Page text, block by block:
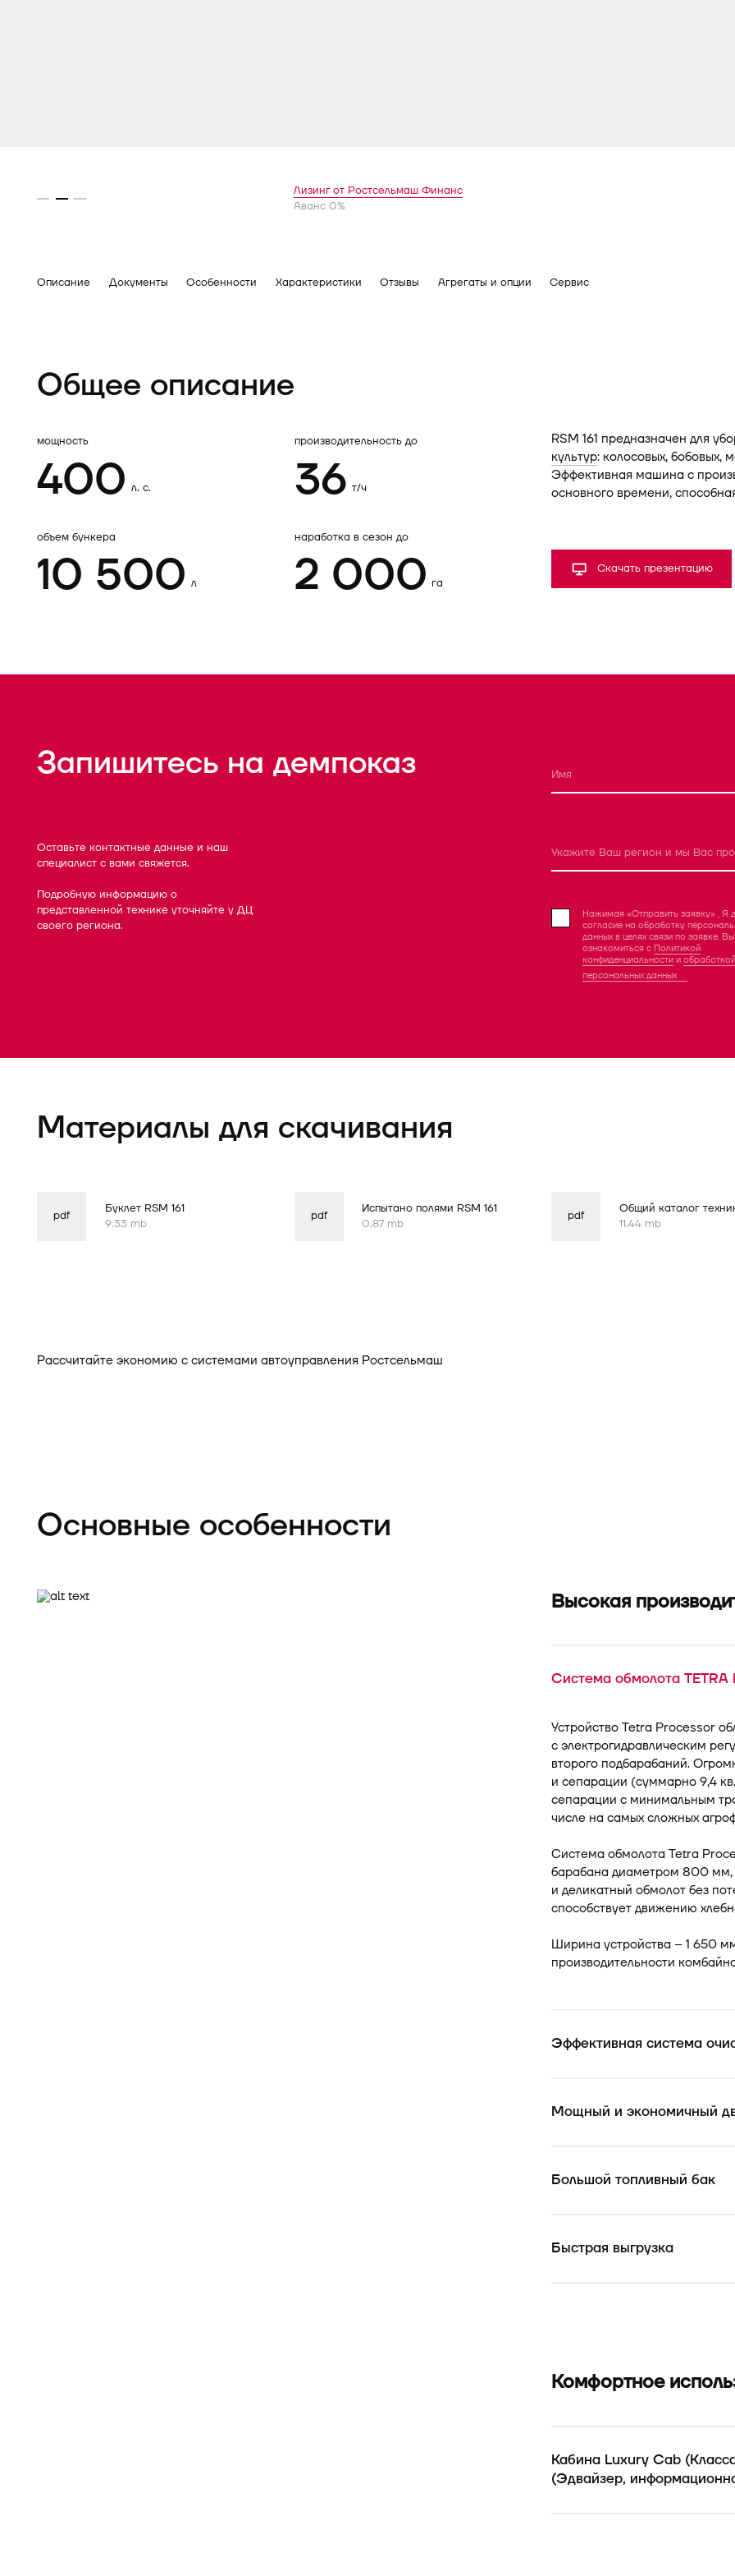
Лизинг от Ростсельмаш Финанс
Аванс 0%
Описание Документы Особенности Характеристики Отзывы Агрегаты и опции Сервис
Общее описание
мощность
400 л. с.
производительность до
36 т/ч
объем бункера
10 500 л
наработка в сезон до
2 000 га
RSM 161 предназначен для
культур: колосовых, бобовых,
Эффективная машина с
основного времени,
Скачать презентацию
Запишитесь на демпоказ
Оставьте контактные данные и наш
специалист с вами свяжется.
Подробную информацию о
представленной технике уточняйте у ДЦ
своего региона.
Нажимая «Отправить заявку» , Я
согласие на обработку
данных в целях связи по заявке.
ознакомиться с Политикой
конфиденциальностии обработкой
персональных данных
Материалы для скачивания
pdf
Буклет RSM 161
9.33 mb
pdf
Испытано полями RSM 161
0.87 mb
pdf
Общий каталог
11.44 mb
Рассчитайте экономию с системами автоуправления Ростсельмаш
Основные особенности
Высокая
Cистема обмолота
Устройство Tetra Processor
с электрогидравлическим
второго подбарабаний.
и сепарации (суммарно 9,4
сепарации с минимальным
числе на самых сложных
Система обмолота Tetra
барабана диаметром 800 мм,
и деликатный обмолот без
способствует движению
Ширина устройства – 1 650
производительности
Эффективная система
Мощный и экономичный
Большой топливный бак
Быстрая выгрузка
Комфортное
Кабина Luxury Cab
(Эдвайзер,